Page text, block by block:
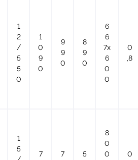
1
2
/
5
5
0
1
0
9
0
9
9
0
8
9
0
6
6
7х
6
0
0
0
,8
1
5
7
7
5
8
0
0
0